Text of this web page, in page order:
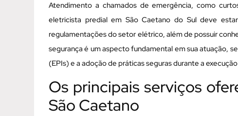
Atendimento a chamados de emergência, como
eletricista predial em São Caetano do Sul deve
regulamentações do setor elétrico, além de possuir
segurança é um aspecto fundamental em sua atuação,
(EPIs) e a adoção de práticas seguras durante a
Os principais serviços
São Caetano